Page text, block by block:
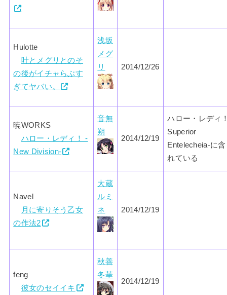
Hulotte
叶とメグリとのそ
の後がイチャらぶす
ぎてヤバい。
浅坂
メグ
リ
2014/12/26
暁WORKS
ハロー・レディ！ -
New Division-
音無
朔
2014/12/19
ハロー・レディ
Superior
Entelecheia-に
れている
Navel
月に寄りそう乙女
の作法2
大蔵
ルミ
ネ
2014/12/19
feng
彼女のセイイキ
秋善
冬華
2014/12/19